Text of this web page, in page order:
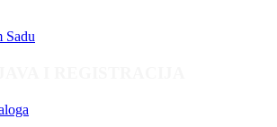
Sadu